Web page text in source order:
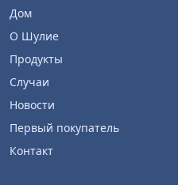
Дом
О Шулие
Продукты
Случаи
Новости
Первый покупатель
Контакт